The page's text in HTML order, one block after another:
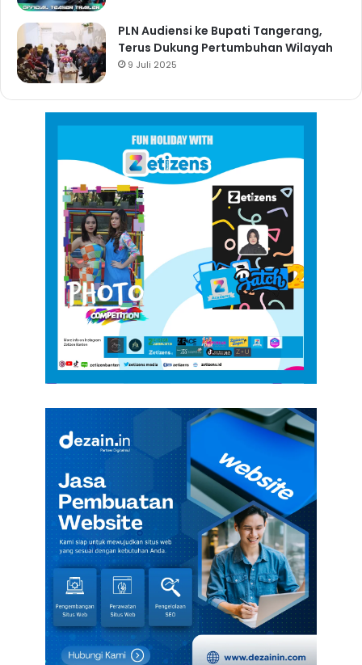
PLN Audiensi ke Bupati Tangerang,
Terus Dukung Pertumbuhan Wilayah
9 Juli 2025